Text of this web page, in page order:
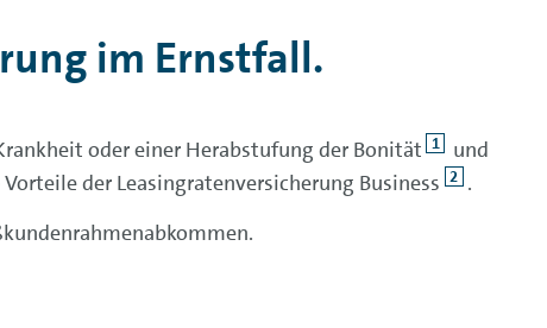
im Ernstfall.
oder einer Herabstufung der Bonität 1
und
der Leasingratenversicherung Business 2 .